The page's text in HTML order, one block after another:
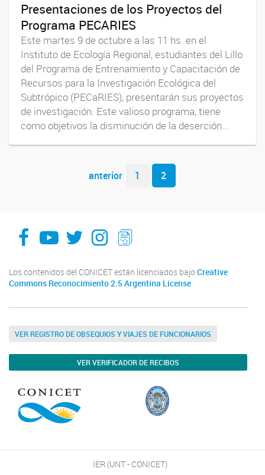
Presentaciones de los Proyectos del
Programa PECARIES
Este martes 9 de octubre a las 11 hs. en el
Instituto de Ecología Regional, estudiantes del Lillo
del Programa de Entrenamiento y Capacitación de
Recursos para la Investigación Ecológica del
Subtrópico (PECaRIES), presentarán sus proyectos
de investigación. Este valioso programa, tiene
como objetivos la disminución de la deserción...
Navegador de artículos
anterior 1 2
facebook
youtube
Twitter
Instagram
LeChasquier Boletin Digital 70
Los contenidos del CONICET están licenciados bajo Creative
Commons Reconocimiento 2.5 Argentina License
VER REGISTRO DE OBSEQUIOS Y VIAJES DE FUNCIONARIOS
VER VERIFICADOR DE RECIBOS
IER (UNT - CONICET)